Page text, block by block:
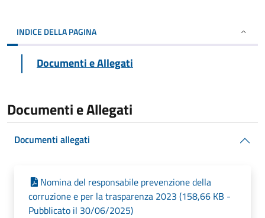
INDICE DELLA PAGINA
Documenti e Allegati
Documenti e Allegati
Documenti allegati
Nomina del responsabile prevenzione della
corruzione e per la trasparenza 2023 (158,66 KB -
Pubblicato il 30/06/2025)